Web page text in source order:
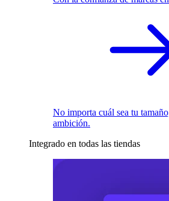
No importa cuál sea tu
ambición.
Integrado en todas las tiendas